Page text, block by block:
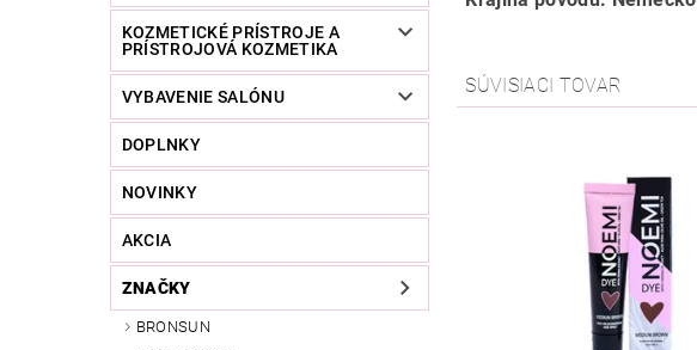
KOZMETICKÉ PRÍSTROJE A
PRÍSTROJOVÁ KOZMETIKA
VYBAVENIE SALÓNU
DOPLNKY
NOVINKY
AKCIA
ZNAČKY
BRONSUN
SÚVISIACI TOVAR